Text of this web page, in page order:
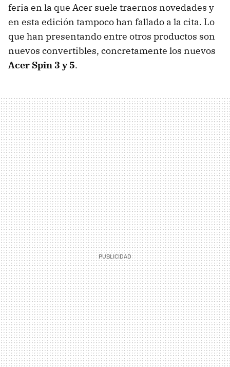
feria en la que Acer suele traernos novedades y
en esta edición tampoco han fallado a la cita. Lo
que han presentando entre otros productos son
nuevos convertibles, concretamente los nuevos
Acer Spin 3 y 5.